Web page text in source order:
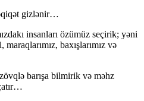
gizlənir…
insanları özümüz seçirik; yəni
baxışlarımız və
barışa bilmirik və məhz